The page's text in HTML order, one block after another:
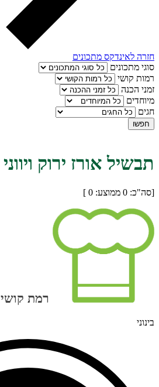
חזרה לאינדקס מתכונים
סוגי מתכונים
רמות קושי
זמני הכנה
מיוחדים
חגים
חפשו
תבשיל אורז ירוק ויווני
[סה"כ: 0 ממוצע: 0
]
רמת קושי
בינוני